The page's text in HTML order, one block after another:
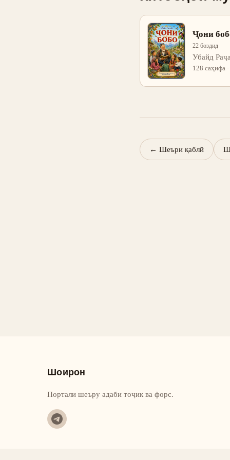
Ҷони
22 боздид
Убайд
128 саҳифа
← Шеъри қаблӣ
Шоирон
Портали шеъру адаби тоҷик ва форс.